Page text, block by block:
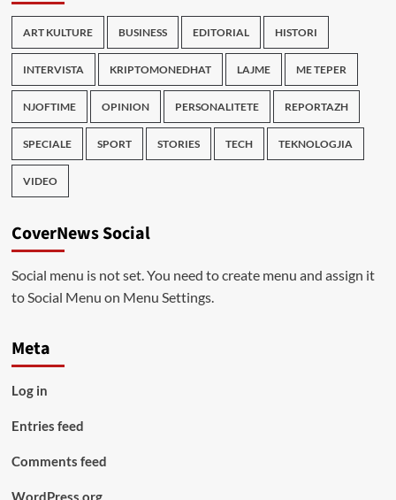
ART KULTURE BUSINESS EDITORIAL HISTORI
INTERVISTA KRIPTOMONEDHAT LAJME ME TEPER
NJOFTIME OPINION PERSONALITETE REPORTAZH
SPECIALE SPORT STORIES TECH TEKNOLOGJIA
VIDEO
CoverNews Social
Social menu is not set. You need to create menu and assign it
to Social Menu on Menu Settings.
Meta
Log in
Entries feed
Comments feed
WordPress.org